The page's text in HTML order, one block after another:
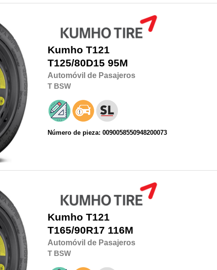
Kumho T121
T125/80D15 95M
Automóvil de Pasajeros
T BSW
Número de pieza: 0090058550948200073
Kumho T121
T165/90R17 116M
Automóvil de Pasajeros
T BSW